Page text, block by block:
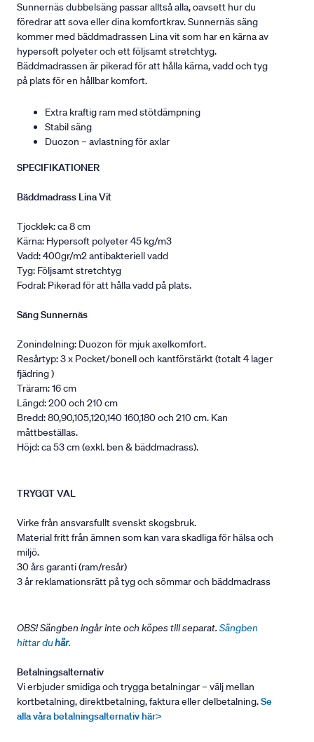
Sunnernäs dubbelsäng passar alltså alla, oavsett hur du
föredrar att sova eller dina komfortkrav. Sunnernäs säng
kommer med bäddmadrassen Lina vit som har en kärna av
hypersoft polyeter och ett följsamt stretchtyg.
Bäddmadrassen är pikerad för att hålla kärna, vadd och tyg
på plats för en hållbar komfort.
Extra kraftig ram med stötdämpning
Stabil säng
Duozon – avlastning för axlar
SPECIFIKATIONER
Bäddmadrass Lina Vit
Tjocklek: ca 8 cm
Kärna: Hypersoft polyeter 45 kg/m3
Vadd: 400gr/m2 antibakteriell vadd
Tyg: Följsamt stretchtyg
Fodral: Pikerad för att hålla vadd på plats.
Säng Sunnernäs
Zonindelning: Duozon för mjuk axelkomfort.
Resårtyp: 3 x Pocket/bonell och kantförstärkt (totalt 4 lager
fjädring )
Träram: 16 cm
Längd: 200 och 210 cm
Bredd: 80,90,105,120,140 160,180 och 210 cm. Kan
måttbeställas.
Höjd: ca 53 cm (exkl. ben & bäddmadrass).
TRYGGT VAL
Virke från ansvarsfullt svenskt skogsbruk.
Material fritt från ämnen som kan vara skadliga för hälsa och
miljö.
30 års garanti (ram/resår)
3 år reklamationsrätt på tyg och sömmar och bäddmadrass
OBS! Sängben ingår inte och köpes till separat. Sängben
hittar duhär.
Betalningsalternativ
Vi erbjuder smidiga och trygga betalningar – välj mellan
kortbetalning, direktbetalning, faktura eller delbetalning.Se
alla våra betalningsalternativ här>